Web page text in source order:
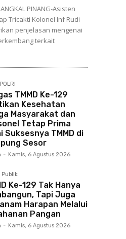
PINANG-Asisten
Tricakti Kolonel Inf Rudi
penjelasan mengenai
terkait
TMMD Ke-129
Kesehatan
Masyarakat dan
Tetap Prima
Suksesnya TMMD di
Sesor
- Kamis, 6 Agustus 2026
Publik
Ke-129 Tak Hanya
Tapi Juga
Harapan Melalui
Pangan
- Kamis, 6 Agustus 2026